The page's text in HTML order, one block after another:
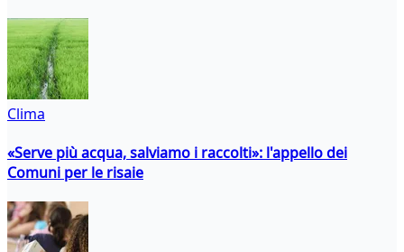
Clima
«Serve più acqua, salviamo i raccolti»: l'appello dei
Comuni per le risaie